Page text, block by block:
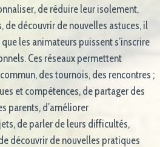
de réduire leur isolement,
de découvrir de nouvelles astuces, il
les animateurs puissent s’inscrire
Ces réseaux permettent
des tournois, des rencontres ;
et compétences, de partager des
parents, d’améliorer
de parler de leurs difficultés,
découvrir de nouvelles pratiques